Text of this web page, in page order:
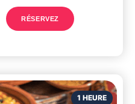
RÉSERVEZ
1 HEURE